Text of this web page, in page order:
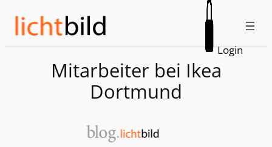
Inhalt
springen
Login
Mitarbeiter bei Ikea
Dortmund